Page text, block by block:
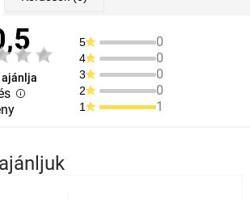
ajánlja
5 0
4 0
3 0
2 0
1 1